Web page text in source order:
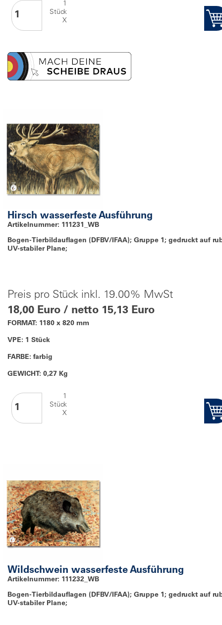
1
Stück
X
Hirsch wasserfeste Ausführung
Artikelnummer: 111231_WB
Bogen-Tierbildauflagen (DFBV/IFAA); Gruppe 1; gedruckt auf
UV-stabiler Plane;
Preis pro Stück inkl. 19.00% MwSt
18,00 Euro / netto 15,13 Euro
FORMAT: 1180 x 820 mm
VPE: 1 Stück
FARBE: farbig
GEWICHT: 0,27 Kg
1
Stück
X
Wildschwein wasserfeste Ausführung
Artikelnummer: 111232_WB
Bogen-Tierbildauflagen (DFBV/IFAA); Gruppe 1; gedruckt auf
UV-stabiler Plane;